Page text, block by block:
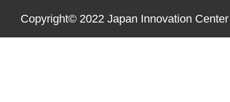
Copyright© 2022 Japan Innovation